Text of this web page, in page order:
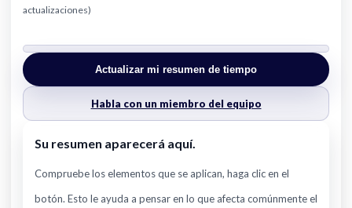
actualizaciones)
Actualizar mi resumen de tiempo
Habla con un miembro del equipo
Su resumen aparecerá aquí.
Compruebe los elementos que se aplican, haga clic en el
botón. Esto le ayuda a pensar en lo que afecta comúnmente el